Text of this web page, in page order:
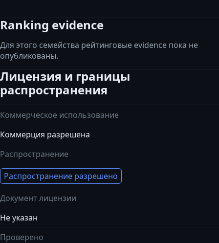
Ranking evidence
Для этого семейства рейтинговые evidence пока не
опубликованы.
Лицензия и границы
распространения
Коммерческое использование
Коммерция разрешена
Распространение
Распространение разрешено
Документ лицензии
Не указан
Проверено